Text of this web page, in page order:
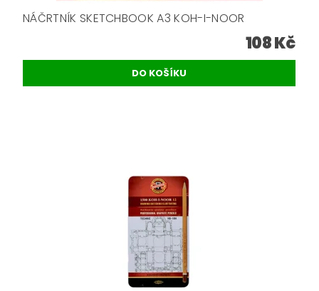
NÁČRTNÍK SKETCHBOOK A3 KOH-I-NOOR
108 Kč